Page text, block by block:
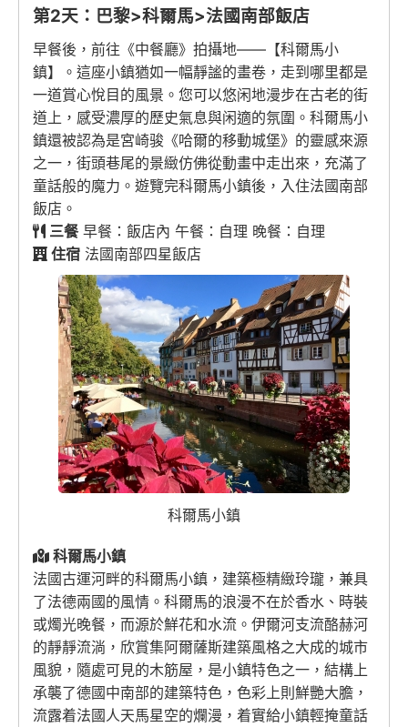
第2天：巴黎>科爾馬>法國南部飯店
早餐後，前往《中餐廳》拍攝地——【科爾馬小
鎮】。這座小鎮猶如一幅靜謐的畫卷，走到哪里都是
一道賞心悅目的風景。您可以悠闲地漫步在古老的街
道上，感受濃厚的歷史氣息與闲適的氛圍。科爾馬小
鎮還被認為是宮崎骏《哈爾的移動城堡》的靈感來源
之一，街頭巷尾的景緻仿佛從動畫中走出來，充滿了
童話般的魔力。遊覽完科爾馬小鎮後，入住法國南部
飯店。
三餐早餐：飯店內 午餐：自理 晚餐：自理
住宿 法國南部四星飯店
科爾馬小鎮
科爾馬小鎮
法國古運河畔的科爾馬小鎮，建築極精緻玲瓏，兼具
了法德兩國的風情。科爾馬的浪漫不在於香水、時裝
或燭光晚餐，而源於鮮花和水流。伊爾河支流酪赫河
的靜靜流淌，欣賞集阿爾薩斯建築風格之大成的城市
風貌，隨處可見的木筋屋，是小鎮特色之一，結構上
承襲了德國中南部的建築特色，色彩上則鮮艷大膽，
流露着法國人天馬星空的爛漫，着實給小鎮輕掩童話